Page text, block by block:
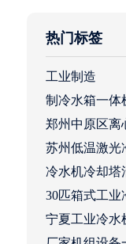
热门标签
工业制造
制冷水箱一体
郑州中原区离
苏州低温激光
冷水机冷却塔
30匹箱式工业
宁夏工业冷水